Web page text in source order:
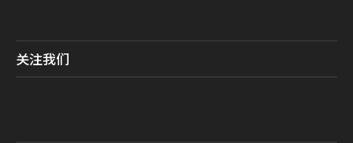
关注我们